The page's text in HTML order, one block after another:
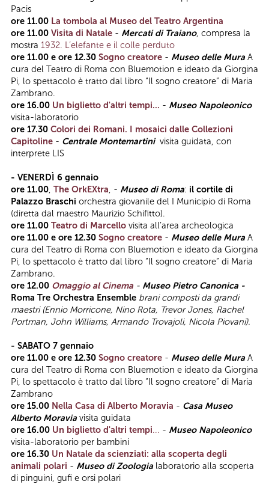
Pacis
ore 11.00 La tombola al Museo del Teatro Argentina
ore 11.00 Visita di Natale - Mercati di Traiano, compresa la
mostra 1932. L’elefante e il colle perduto
ore 11.00 e ore 12.30 Sogno creatore - Museo delle Mura A
cura del Teatro di Roma con Bluemotion e ideato da Giorgina
Pi, lo spettacolo è tratto dal libro “Il sogno creatore” di Maria
Zambrano.
ore 16.00 Un biglietto d'altri tempi... - Museo Napoleonico
visita-laboratorio
ore 17.30 Colori dei Romani. I mosaici dalle Collezioni
Capitoline - Centrale Montemartinivisita guidata, con
interprete LIS
- VENERDÌ 6 gennaio
ore 11.00, The OrkEXtra, - Museo di Roma: il cortile di
Palazzo Braschi orchestra giovanile del I Municipio di Roma
(diretta dal maestro Maurizio Schifitto).
ore 11.00 Teatro di Marcello visita all’area archeologica
ore 11.00 e ore 12.30 Sogno creatore - Museo delle Mura A
cura del Teatro di Roma con Bluemotion e ideato da Giorgina
Pi, lo spettacolo è tratto dal libro “Il sogno creatore” di Maria
Zambrano.
ore 12.00 Omaggio al Cinema - Museo Pietro Canonica -
Roma Tre Orchestra Ensemble brani composti da grandi
maestri (Ennio Morricone, Nino Rota, Trevor Jones, Rachel
Portman, John Williams, Armando Trovajoli, Nicola Piovani).
- SABATO 7 gennaio
ore 11.00 e ore 12.30 Sogno creatore - Museo delle Mura A
cura del Teatro di Roma con Bluemotion e ideato da Giorgina
Pi, lo spettacolo è tratto dal libro “Il sogno creatore” di Maria
Zambrano
ore 15.00 Nella Casa di Alberto Moravia - Casa Museo
Alberto Moravia visita guidata
ore 16.00 Un biglietto d'altri tempi... - Museo Napoleonico
visita-laboratorio per bambini
ore 16.30 Un Natale da scienziati: alla scoperta degli
animali polari - Museo di Zoologia laboratorio alla scoperta
di pinguini, gufi e orsi polari